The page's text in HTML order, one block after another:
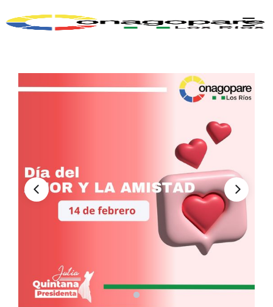
PARROQUIAS
GESTIÓN ADMINISTRATIVA
Plan Anual Contratación - PAC
Plan Operativo Anual - POA
Capacitaciones y talleres
EJECUCIÓN PRESUPUESTARIA
APLICATIVOS